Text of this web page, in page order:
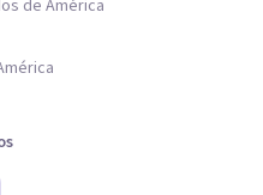
de América